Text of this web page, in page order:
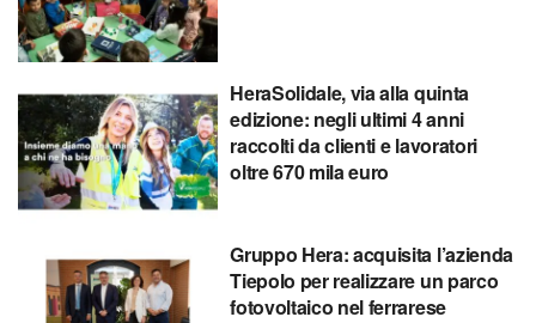
HeraSolidale, via alla quinta
edizione: negli ultimi 4 anni
raccolti da clienti e lavoratori
oltre 670 mila euro
Gruppo Hera: acquisita l’azienda
Tiepolo per realizzare un parco
fotovoltaico nel ferrarese